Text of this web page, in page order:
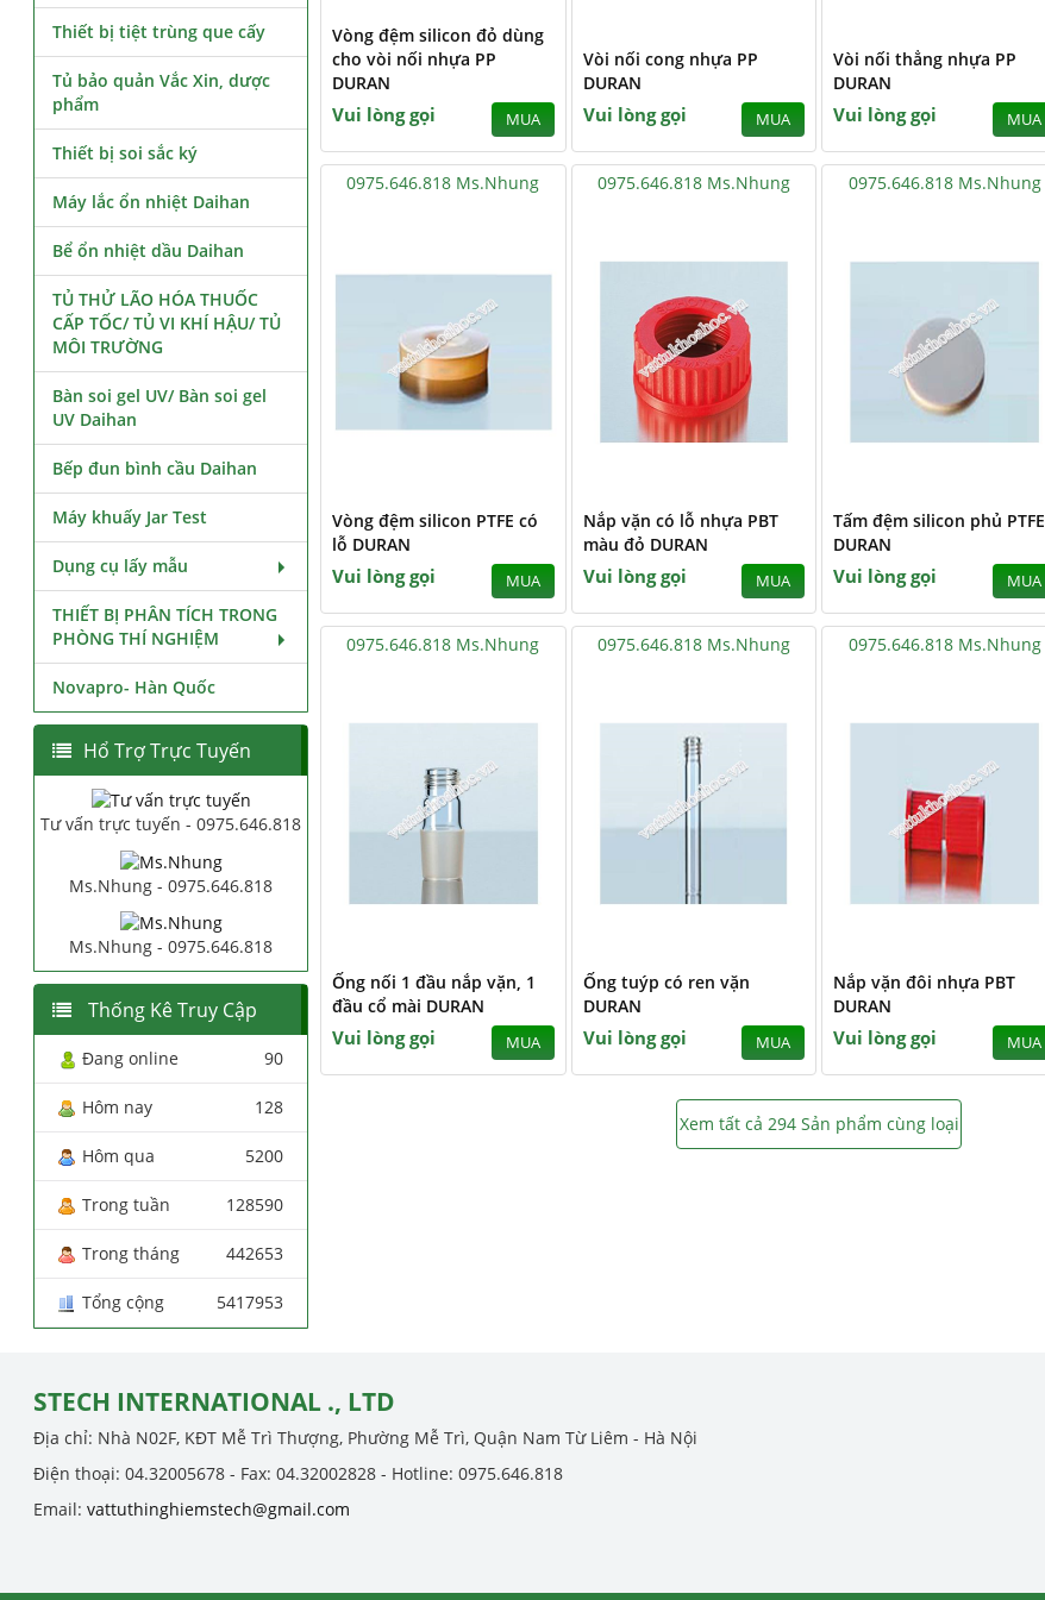
Vòng đệm silicon đỏ dùng
cho vòi nối nhựa PP
DURAN
Vui lòng gọi MUA
Vòi nối cong nhựa PP
DURAN
Vui lòng gọi MUA
Vòi nối thẳng nhựa PP
DURAN
Vui lòng gọi MUA
0975.646.818 Ms.Nhung
Vòng đệm silicon PTFE có
lỗ DURAN
Vui lòng gọi MUA
0975.646.818 Ms.Nhung
Nắp vặn có lỗ nhựa PBT
màu đỏ DURAN
Vui lòng gọi MUA
0975.646.818 Ms.Nhung
Tấm đệm silicon phủ PTFE
DURAN
Vui lòng gọi MUA
0975.646.818 Ms.Nhung
Ống nối 1 đầu nắp vặn, 1
đầu cổ mài DURAN
Vui lòng gọi MUA
0975.646.818 Ms.Nhung
Ống tuýp có ren vặn
DURAN
Vui lòng gọi MUA
0975.646.818 Ms.Nhung
Nắp vặn đôi nhựa PBT
DURAN
Vui lòng gọi MUA
Xem tất cả 294 Sản phẩm cùng loại
Thiết bị tiệt trùng que cấy
Tủ bảo quản Vắc Xin, dược
phẩm
Thiết bị soi sắc ký
Máy lắc ổn nhiệt Daihan
Bể ổn nhiệt dầu Daihan
TỦ THỬ LÃO HÓA THUỐC
CẤP TỐC/ TỦ VI KHÍ HẬU/ TỦ
MÔI TRƯỜNG
Bàn soi gel UV/ Bàn soi gel
UV Daihan
Bếp đun bình cầu Daihan
Máy khuấy Jar Test
Dụng cụ lấy mẫu
THIẾT BỊ PHÂN TÍCH TRONG
PHÒNG THÍ NGHIỆM
Novapro- Hàn Quốc
Hổ Trợ Trực Tuyến
Tư vấn trực tuyến - 0975.646.818
Ms.Nhung - 0975.646.818
Ms.Nhung - 0975.646.818
Thống Kê Truy Cập
Đang online 90
Hôm nay 128
Hôm qua 5200
Trong tuần 128590
Trong tháng 442653
Tổng cộng 5417953
STECH INTERNATIONAL ., LTD
Địa chỉ: Nhà N02F, KĐT Mễ Trì Thượng, Phường Mễ Trì, Quận Nam Từ Liêm - Hà Nội
Điện thoại: 04.32005678 - Fax: 04.32002828 - Hotline: 0975.646.818
Email:vattuthinghiemstech@gmail.com